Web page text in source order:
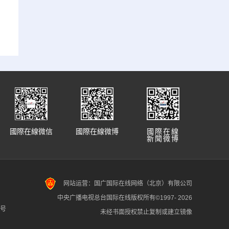
國際在線
新聞微博
國際在線微博
國際在線微信
网站运营：国广国际在线网络（北京）有限公司
中央广播电视总台国际在线版权所有©1997- 2026
未经书面授权禁止复制或建立镜像